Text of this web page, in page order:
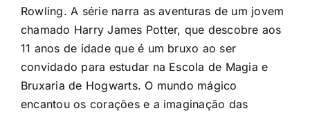
Rowling. A série narra as aventuras de um jovem
chamado Harry James Potter, que descobre aos
11 anos de idade que é um bruxo ao ser
convidado para estudar na Escola de Magia e
Bruxaria de Hogwarts. O mundo mágico
encantou os corações e a imaginação das